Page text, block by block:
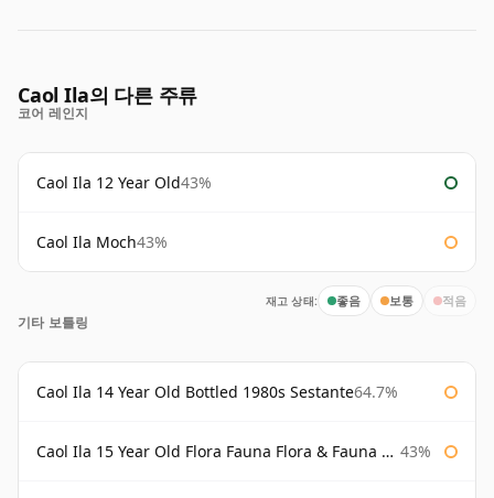
Caol Ila의 다른 주류
코어 레인지
Caol Ila 12 Year Old43%
Caol Ila Moch43%
재고 상태: 좋음 보통 적음
기타 보틀링
Caol Ila 14 Year Old Bottled 1980s Sestante64.7%
Caol Ila 15 Year Old Flora Fauna Flora & Fauna Flora 43%